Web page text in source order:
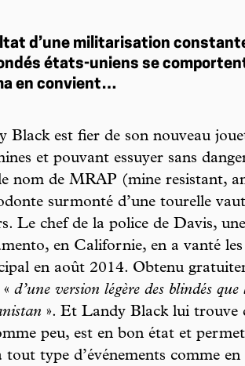
d’une militarisation
états-uniens se
en convient…
Black est fier de son nouveau
et pouvant essuyer sans
nom de MRAP (mine resistant,
surmonté d’une tourelle
Le chef de la police de Davis,
en Californie, en a vanté
en août 2014. Obtenu
d’une version légère des blindés
». Et Landy Black lui trouve
peu, est en bon état et
tout type d’événements comme